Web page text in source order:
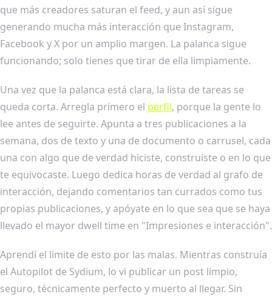
que más creadores saturan el feed, y aun así sigue
generando mucha más interacción que Instagram,
Facebook y X por un amplio margen. La palanca sigue
funcionando; solo tienes que tirar de ella limpiamente.
Una vez que la palanca está clara, la lista de tareas se
queda corta. Arregla primero el perfil, porque la gente lo
lee antes de seguirte. Apunta a tres publicaciones a la
semana, dos de texto y una de documento o carrusel, cada
una con algo que de verdad hiciste, construiste o en lo que
te equivocaste. Luego dedica horas de verdad al grafo de
interacción, dejando comentarios tan currados como tus
propias publicaciones, y apóyate en lo que sea que se haya
llevado el mayor dwell time en "Impresiones e interacción".
Aprendí el límite de esto por las malas. Mientras construía
el Autopilot de Sydium, lo vi publicar un post limpio,
seguro, técnicamente perfecto y muerto al llegar. Sin